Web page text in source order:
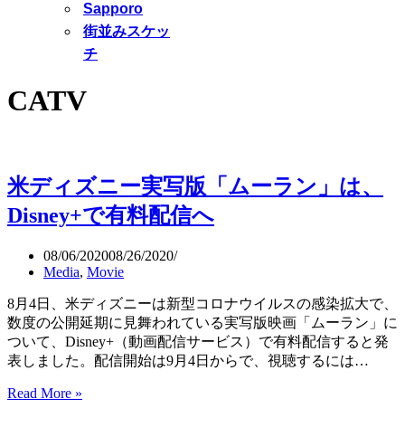
Sapporo
街並みスケッ
チ
CATV
米ディズニー実写版「ムーラン」は、
Disney+で有料配信へ
08/06/202008/26/2020
Media, Movie
8月4日、米ディズニーは新型コロナウイルスの感染拡大で、
数度の公開延期に見舞われている実写版映画「ムーラン」に
ついて、Disney+（動画配信サービス）で有料配信すると発
表しました。配信開始は9月4日からで、視聴するには…
Read More »